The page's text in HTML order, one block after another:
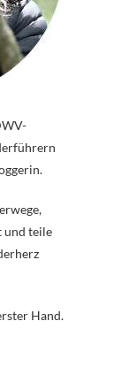
und teile
Hand.